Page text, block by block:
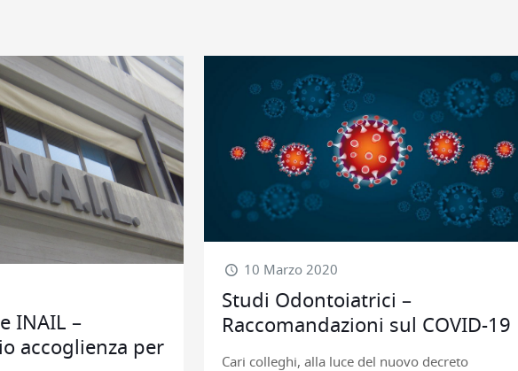
INAIL –
accoglienza per
10 Marzo 2020
Studi Odontoiatrici –
Raccomandazioni sul COVID-19
Cari colleghi, alla luce del nuovo decreto